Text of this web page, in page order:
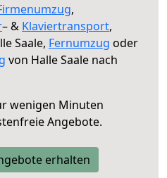
,
– & Klaviertransport,
Saale, Fernumzug oder
von Halle Saale nach
wenigen Minuten
Angebote.
erhalten